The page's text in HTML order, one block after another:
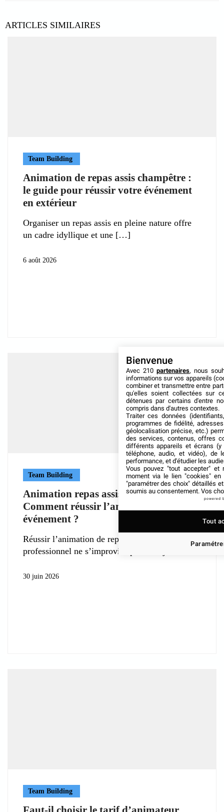
ARTICLES SIMILAIRES
Team Building
Animation de repas assis champêtre :
le guide pour réussir votre événement
en extérieur
Organiser un repas assis en pleine nature offre
un cadre idyllique et une
6 août 2026
Team Building
Animation repas assis avec DJ :
Comment réussir l’ambiance de votre
événement ?
Réussir l’animation de repas assis avec un DJ
professionnel ne s’improvise pas. L’enjeu
30 juin 2026
Team Building
Bienvenue
Avec 210 partenaires, nous
informations sur vos appareils
combiner et transmettre entre
qu'elles soient collectées sur
détenues par certains d'entre
compris dans d'autres contextes.
Traiter ces données
programmes de fidélité,
géolocalisation précise, etc.)
des services, contenus, offres
différents appareils et écrans (y
téléphone, audio, et vidéo), de
performance, et d'étudier les
Vous pouvez "tout accepter" et
moment via le lien "cookies" en
"paramétrer des choix" détaillés
soumis au consentement. Vos
powered
Tout